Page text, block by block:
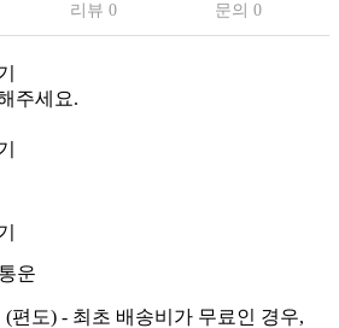
리뷰 0 문의 0
주세요.
운
(편도) - 최초 배송비가 무료인 경우,